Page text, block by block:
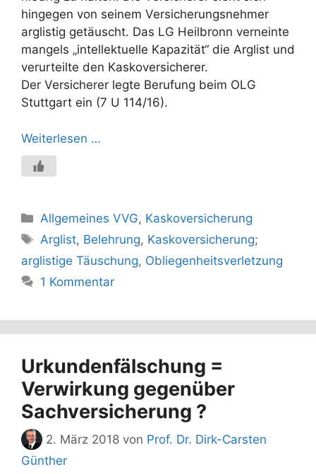
hingegen von seinem Versicherungsnehmer
arglistig getäuscht. Das LG Heilbronn verneinte
mangels „intellektuelle Kapazität“ die Arglist und
verurteilte den Kaskoversicherer.
Der Versicherer legte Berufung beim OLG
Stuttgart ein (7 U 114/16).
Weiterlesen …
Kategorien
Allgemeines VVG, Kaskoversicherung
Schlagwörter
Arglist, Belehrung, Kaskoversicherung;
arglistige Täuschung, Obliegenheitsverletzung
1 Kommentar
Urkundenfälschung =
Verwirkung gegenüber
Sachversicherung ?
2. März 2018 von Prof. Dr. Dirk-Carsten
Günther